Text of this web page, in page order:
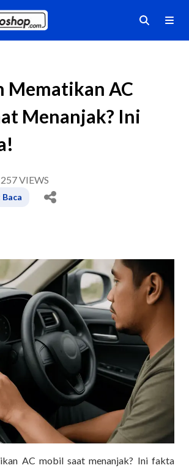
Mematikan AC
Menanjak? Ini
257VIEWS
AC mobil saat menanjak? Ini fakta